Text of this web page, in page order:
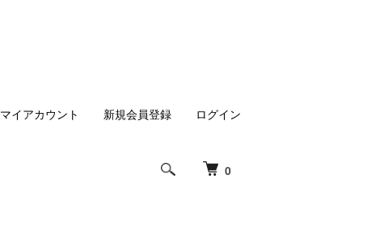
0
マイアカウント 新規会員登録 ログイン